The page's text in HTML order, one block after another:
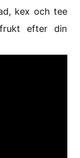
kex och tee
efter din